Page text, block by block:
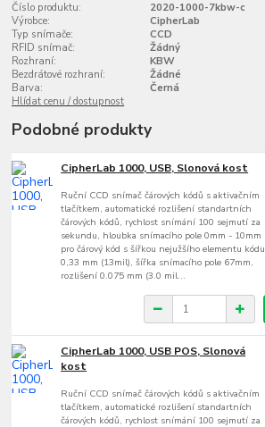
Číslo produktu:
2020-1000-7kbw-c
Výrobce:
CipherLab
Typ snímače:
CCD
RFID snímač:
Žádný
Rozhraní:
KBW
Bezdrátové rozhraní:
Žádné
Barva:
Černá
Hlídat cenu / dostupnost
Podobné produkty
CipherLab 1000, USB, Slonová kost
Ruční CCD snímač čárových kódů s aktivačním
tlačítkem, automatické rozlišení standartních
čárových kódů, rychlost snímání 100 sejmutí za
sekundu, hloubka snímacího pole 0mm - 10mm
pro čárový kód s šířkou nejužšího elementu kódu
0,33 mm (13mil), šířka snímacího pole 67mm,
rozlišení 0.075 mm (3.0 mil...
CipherLab 1000, USB POS, Slonová
kost
Ruční CCD snímač čárových kódů s aktivačním
tlačítkem, automatické rozlišení standartních
čárových kódů, rychlost snímání 100 sejmutí za